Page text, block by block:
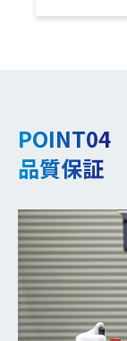
POINT04
品質保証